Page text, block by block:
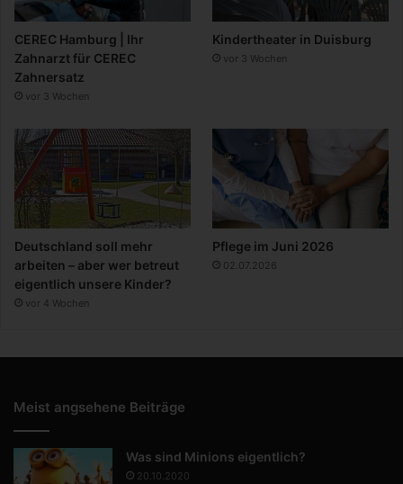
CEREC Hamburg | Ihr
Zahnarzt für CEREC
Zahnersatz
vor 3 Wochen
Kindertheater in Duisburg
vor 3 Wochen
Deutschland soll mehr
arbeiten – aber wer betreut
eigentlich unsere Kinder?
vor 4 Wochen
Pflege im Juni 2026
02.07.2026
Meist angsehene Beiträge
Was sind Minions eigentlich?
20.10.2020